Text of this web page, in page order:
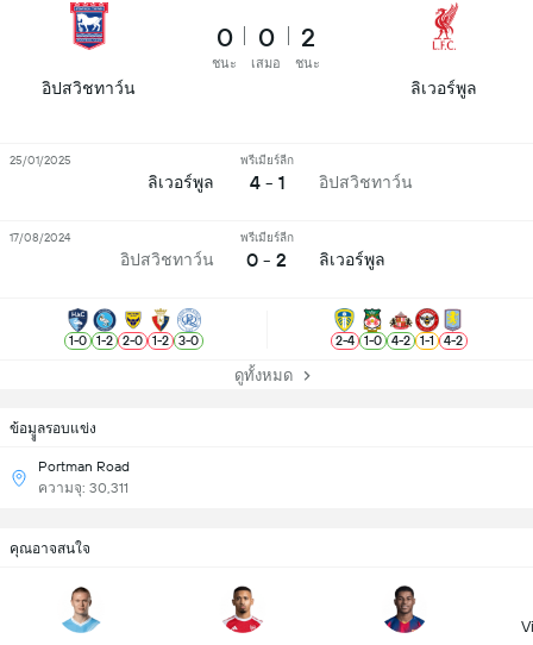
ข้อมููลรอบแข่ง
Portman Road
ความจุ: 30,311
อิปสวิชทาว์น
0
ชนะ
0
เสมอ
2
ชนะ
ลิเวอร์พูล
ลิเวอร์พูล
พรีเมียร์ลีก
4 - 1 อิปสวิชทาว์น
25/01/2025
อิปสวิชทาว์น
พรีเมียร์ลีก
0 - 2 ลิเวอร์พูล
17/08/2024
1-0 1-2 2-0 1-2 3-0 2-4 1-0 4-2 1-1 4-2
ดูทั้งหมด
คุณอาจสนใจ